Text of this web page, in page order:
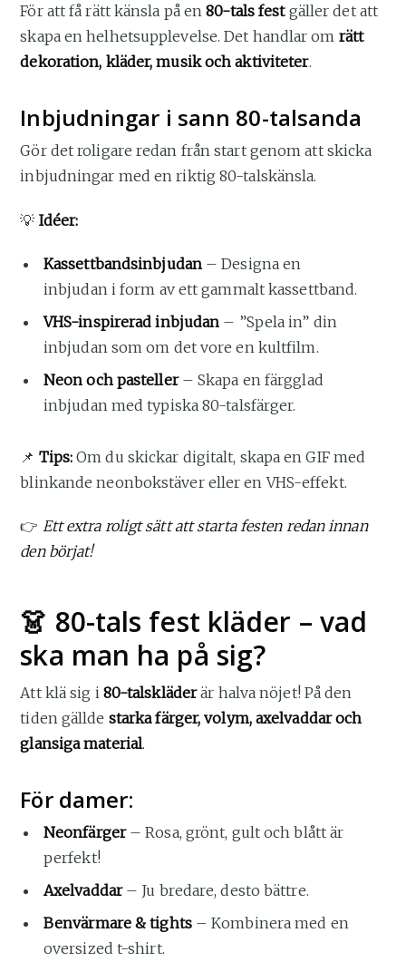
För att få rätt känsla på en80-tals festgäller det att
skapa en helhetsupplevelse. Det handlar om rätt
dekoration, kläder, musik och aktiviteter.
Inbjudningar i sann 80-talsanda
Gör det roligare redan från start genom att skicka
inbjudningar med en riktig 80-talskänsla.
💡 Idéer:
Kassettbandsinbjudan– Designa en
inbjudan i form av ett gammalt kassettband.
VHS-inspirerad inbjudan – ”Spela in” din
inbjudan som om det vore en kultfilm.
Neon och pasteller– Skapa en färgglad
inbjudan med typiska 80-talsfärger.
📌 Tips: Om du skickar digitalt, skapa en GIF med
blinkande neonbokstäver eller en VHS-effekt.
👉 Ett extra roligt sätt att starta festen redan innan
den börjat!
👗 80-tals fest kläder – vad
ska man ha på sig?
Att klä sig i 80-talskläderär halva nöjet! På den
tiden gällde starka färger, volym, axelvaddar och
glansiga material.
För damer:
Neonfärger– Rosa, grönt, gult och blått är
perfekt!
Axelvaddar– Ju bredare, desto bättre.
Benvärmare & tights– Kombinera med en
oversized t-shirt.